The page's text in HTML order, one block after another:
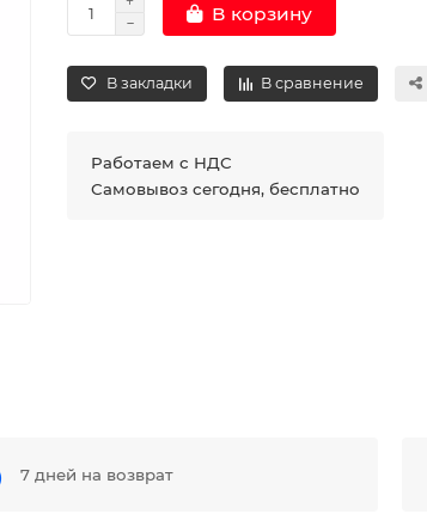
В корзину
В закладки В сравнение
Работаем с НДС
Самовывоз сегодня, бесплатно
7 дней на возврат